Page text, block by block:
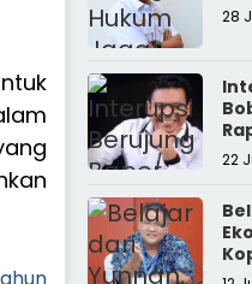
28
22